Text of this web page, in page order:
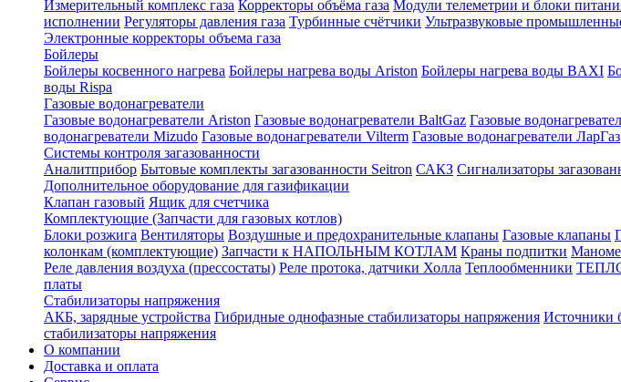
Измерительный комплекс газа Корректоры объёма газа Модули телеметрии и блоки
исполнении Регуляторы давления газа Турбинные счётчики Ультразвуковые
Электронные корректоры объема газа
Бойлеры
Бойлеры косвенного нагрева Бойлеры нагрева воды Ariston Бойлеры нагрева воды BAXI
воды Rispa
Газовые водонагреватели
Газовые водонагреватели Ariston Газовые водонагреватели BaltGaz Газовые
водонагреватели Mizudo Газовые водонагреватели Vilterm Газовые водонагреватели ЛарГаз
Системы контроля загазованности
Аналитприбор Бытовые комплекты загазованности Seitron САКЗ Сигнализаторы
Дополнительное оборудование для газификации
Клапан газовый Ящик для счетчика
Комплектующие (Запчасти для газовых котлов)
Блоки розжига Вентиляторы Воздушные и предохранительные клапаны Газовые клапаны
колонкам (комплектующие) Запчасти к НАПОЛЬНЫМ КОТЛАМ Краны подпитки
Реле давления воздуха (прессостаты) Реле протока, датчики Холла Теплообменники
платы
Стабилизаторы напряжения
АКБ, зарядные устройства Гибридные однофазные стабилизаторы напряжения Источники
стабилизаторы напряжения
О компании
Доставка и оплата